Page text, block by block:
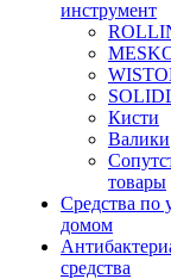
инструмент
Кисти
Валики
товары
Средства по
домом
средства